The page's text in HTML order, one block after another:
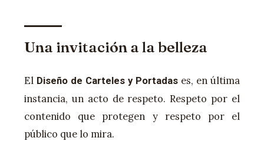
Una invitación a la belleza
El Diseño de Carteles y Portadas es, en última
instancia, un acto de respeto. Respeto por el
contenido que protegen y respeto por el
público que lo mira.